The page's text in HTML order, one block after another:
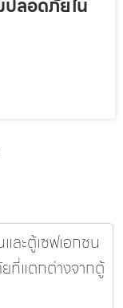
ปลอดภัยใน
ละตู้เซฟเอกชน
ยที่แตกต่างจากตู้